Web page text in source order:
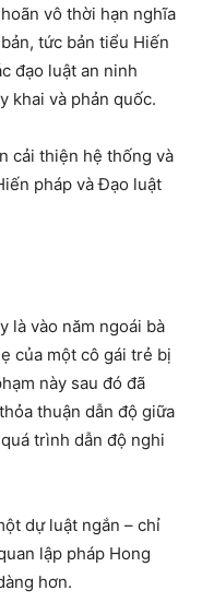
vô thời hạn nghĩa
tức bản tiểu Hiến
đạo luật an ninh
khai và phản quốc.
cải thiện hệ thống và
pháp và Đạo luật
là vào năm ngoái bà
của một cô gái trẻ bị
này sau đó đã
thuận dẫn độ giữa
trình dẫn độ nghi
dự luật ngắn – chỉ
lập pháp Hong
hơn.